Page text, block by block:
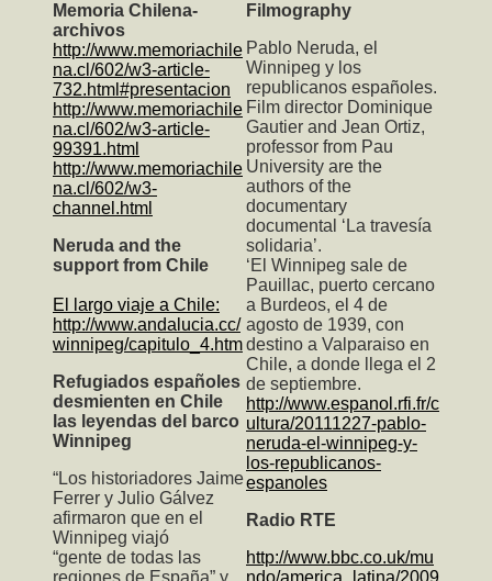
Memoria Chilena-
archivos
http://www.memoriachile
na.cl/602/w3-article-
732.html#presentacion
http://www.memoriachile
na.cl/602/w3-article-
99391.html
http://www.memoriachile
na.cl/602/w3-
channel.html
Neruda and the
support from Chile
El largo viaje a Chile:
http://www.andalucia.cc/
winnipeg/capitulo_4.htm
Refugiados españoles
desmienten en Chile
las leyendas del barco
Winnipeg
“Los historiadores Jaime
Ferrer y Julio Gálvez
afirmaron que en el
Winnipeg viajó
“gente de todas las
Filmography
Pablo Neruda, el
Winnipeg y los
republicanos españoles.
Film director Dominique
Gautier and Jean Ortiz,
professor from Pau
University are the
authors of the
documentary
documental ‘La travesía
solidaria’.
‘El Winnipeg sale de
Pauillac, puerto cercano
a Burdeos, el 4 de
agosto de 1939, con
destino a Valparaiso en
Chile, a donde llega el 2
de septiembre.
http://www.espanol.rfi.fr/c
ultura/20111227-pablo-
neruda-el-winnipeg-y-
los-republicanos-
espanoles
Radio RTE
http://www.bbc.co.uk/mu